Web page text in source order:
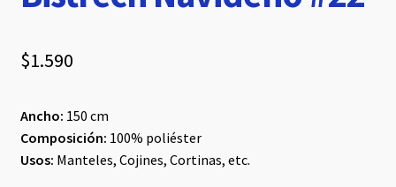
$1.590
Ancho: 150 cm
Composición: 100% poliéster
Usos: Manteles, Cojines, Cortinas, etc.